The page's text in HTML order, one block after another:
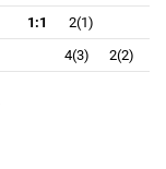
1:1
2(1)
4(3) 2(2)